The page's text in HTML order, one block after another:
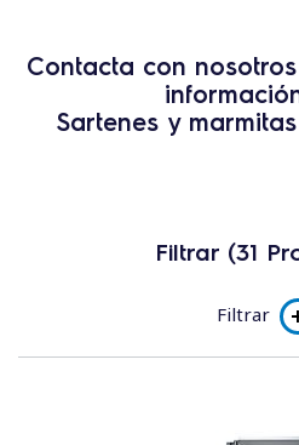
Contacta con
Sartenes y
Filtrar (31
Filtrar